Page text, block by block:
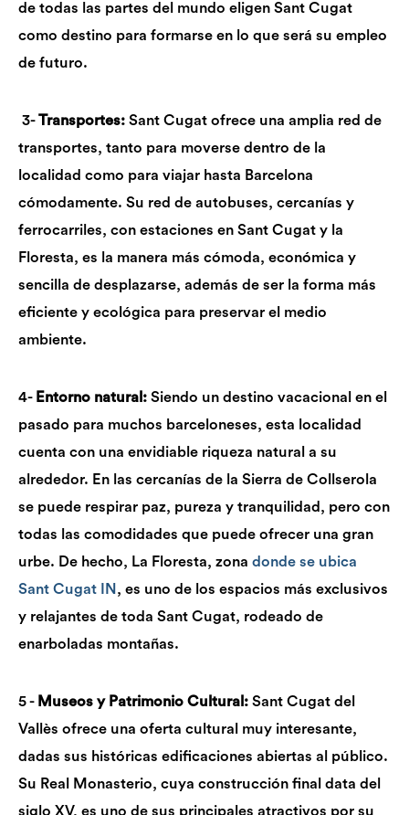
de todas las partes del mundo eligen Sant Cugat
como destino para formarse en lo que será su empleo
de futuro.
3-Transportes: Sant Cugat ofrece una amplia red de
transportes, tanto para moverse dentro de la
localidad como para viajar hasta Barcelona
cómodamente. Su red de autobuses, cercanías y
ferrocarriles, con estaciones en Sant Cugat y la
Floresta, es la manera más cómoda, económica y
sencilla de desplazarse, además de ser la forma más
eficiente y ecológica para preservar el medio
ambiente.
4- Entorno natural: Siendo un destino vacacional en el
pasado para muchos barceloneses, esta localidad
cuenta con una envidiable riqueza natural a su
alrededor. En las cercanías de la Sierra de Collserola
se puede respirar paz, pureza y tranquilidad, pero con
todas las comodidades que puede ofrecer una gran
urbe. De hecho, La Floresta, zona donde se ubica
Sant Cugat IN , es uno de los espacios más exclusivos
y relajantes de toda Sant Cugat, rodeado de
enarboladas montañas.
5 - Museos y Patrimonio Cultural: Sant Cugat del
Vallès ofrece una oferta cultural muy interesante,
dadas sus históricas edificaciones abiertas al público.
Su Real Monasterio, cuya construcción final data del
siglo XV, es uno de sus principales atractivos por su